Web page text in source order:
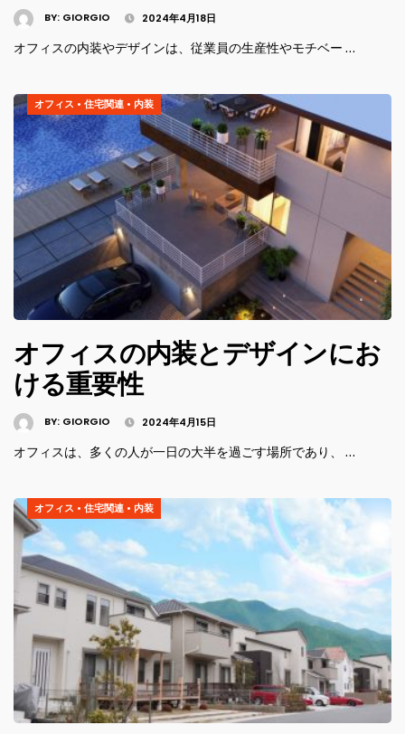
BY: GIORGIO 2024年4月18日
オフィスの内装やデザインは、従業員の生産性やモチベー …
オフィス • 住宅関連 • 内装
オフィスの内装とデザインにお
ける重要性
BY: GIORGIO 2024年4月15日
オフィスは、多くの人が一日の大半を過ごす場所であり、 …
オフィス • 住宅関連 • 内装